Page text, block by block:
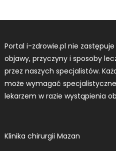
Portal i-zdrowie.pl nie
objawy, przyczyny i sposoby
przez naszych specjalistów.
może wymagać
lekarzem w razie wystąpienia
Klinika chirurgii Mazan